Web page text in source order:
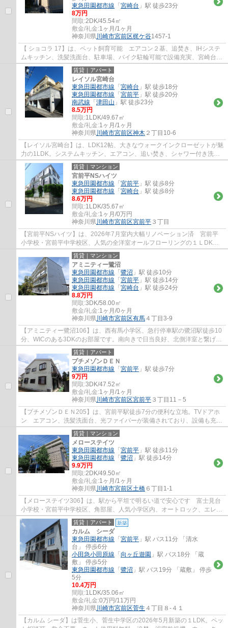
東急田園都市線 「 宮崎台 」駅 徒歩23分
8万円
間取:2DK/45.54㎡
敷金/礼金:1ヶ月/1ヶ月
神奈川県川崎市宮前区梶ケ谷1457-1
【 ショコラ 17】は、ペット飼育可能 エアコン２基、追焚き、IHシステ
ムキッチン、洗髪洗面台、駐車場、バイク駐輪可能で設備充実、宮崎台駅
までに自転車で出やすい立地です。静かな...
賃貸｜アパート
レイソル宮崎台
東急田園都市線 「 宮崎台 」駅 徒歩18分
東急田園都市線 「 宮前平 」駅 徒歩20分
南武線 「 津田山 」駅 徒歩23分
8.5万円
間取:1LDK/49.67㎡
敷金/礼金:1ヶ月/1ヶ月
神奈川県川崎市宮前区神木 ２丁目10-6
【レイソル宮崎台】は、LDK12帖、大きなウォークインクローゼットが魅
力の1LDK。システムキッチン、エアコン、追い焚き、シャワー付き洗面
台など設備充実。角部屋三面採光のため、日当...
賃貸｜マンション
宮前平NSハイツ
東急田園都市線 「 宮前平 」駅 徒歩8分
東急田園都市線 「 宮崎台 」駅 徒歩8分
8.6万円
間取:1LDK/35.67㎡
敷金/礼金:1ヶ月/0万円
神奈川県川崎市宮前区宮前平 ３丁目
【宮前平NSハイツ】は、2026年7月室内大幅リノベーション済 宮前平
小学校・宮前平中学校区、人気の全洋室オールフローリングの１ＬDKマ
ンション、大幅リフォーム済みでとても綺麗です
賃貸｜マンション
アミニティー鷺沼
東急田園都市線 「 鷺沼 」駅 徒歩10分
東急田園都市線 「 宮前平 」駅 徒歩14分
東急田園都市線 「 宮崎台 」駅 徒歩24分
8.8万円
間取:3DK/58.00㎡
敷金/礼金:1ヶ月/0ヶ月
神奈川県川崎市宮前区有馬 ４丁目3-9
【アミニティー鷺沼106】は、西有馬小学区、急行停車駅の鷺沼駅徒歩10
分、WICのある3DKのお部屋です。南向きで日当良好、北側洋室と繋げて
約14帖のLDKとしてもOK。自転車・バイクの駐...
賃貸｜アパート
プチメゾンＤＥＮ
東急田園都市線 「 宮前平 」駅 徒歩7分
9万円
間取:3DK/47.52㎡
敷金/礼金:1ヶ月/1ヶ月
神奈川県川崎市宮前区宮前平 ３丁目11－5
【プチメゾンＤＥＮ205】は、宮前平駅徒歩7分の便利な立地。TVドアホ
ン エアコン、洗髪洗面台、光ファイバーが装備されており、設備も充実
しているお部屋です。宮崎台駅も徒歩９分で...
賃貸｜マンション
メローステイツ
東急田園都市線 「 宮前平 」駅 徒歩11分
東急田園都市線 「 鷺沼 」駅 徒歩14分
9.9万円
間取:2DK/49.50㎡
敷金/礼金:1ヶ月/1ヶ月
神奈川県川崎市宮前区土橋 ６丁目1-1
【メローステイツ306】は、駅から平坦で明るい道で安心です 富士見台
小学校・宮前平中学校区、角部屋、人気小学区内、オートロック、エレベ
ーター、エアコン、システムキッチングリル...
賃貸｜アパート 新築
カルム シーダ
東急田園都市線 「 宮前平 」駅 バス11分 「清水
台」 停歩6分
小田急小田原線 「 向ヶ丘遊園 」駅 バス18分 「蔵
敷」 停歩5分
東急田園都市線 「 鷺沼 」駅 バス19分 「蔵敷」 停歩
5分
10.4万円
間取:1LDK/35.06㎡
敷金/礼金:0万円/11万円
神奈川県川崎市宮前区菅生 ４丁目８-４１
【カルム シーダ】は菅生小、菅生中学区の2026年5月新築の１LDK。ペッ